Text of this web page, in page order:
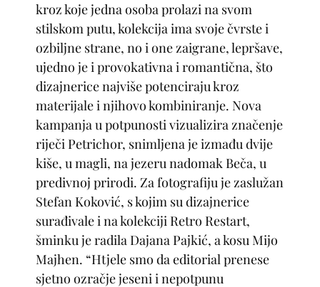
kroz koje jedna osoba prolazi na svom
stilskom putu, kolekcija ima svoje čvrste i
ozbiljne strane, no i one zaigrane, lepršave,
ujedno je i provokativna i romantična, što
dizajnerice najviše potenciraju kroz
materijale i njihovo kombiniranje. Nova
kampanja u potpunosti vizualizira značenje
riječi Petrichor, snimljena je izmađu dvije
kiše, u magli, na jezeru nadomak Beča, u
predivnoj prirodi. Za fotografiju je zaslužan
Stefan Koković, s kojim su dizajnerice
surađivale i na kolekciji Retro Restart,
šminku je radila Dajana Pajkić, a kosu Mijo
Majhen. “Htjele smo da editorial prenese
sjetno ozračje jeseni i nepotpunu